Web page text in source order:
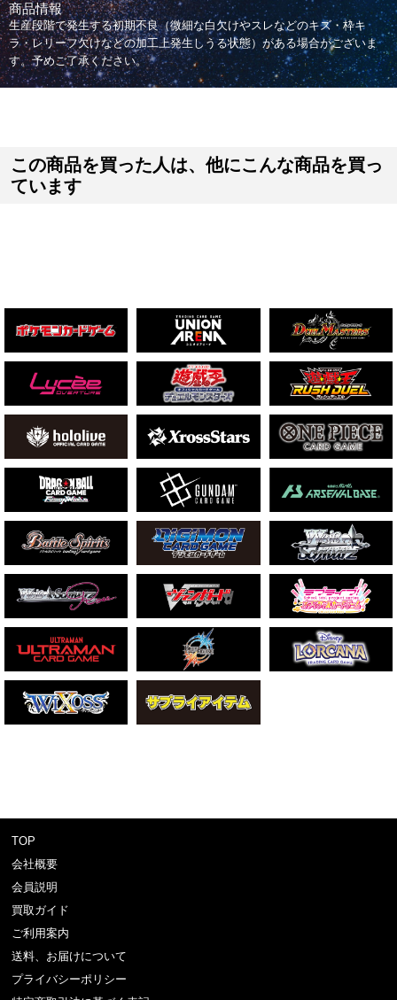
商品情報
生産段階で発生する初期不良（微細な白欠けやスレなどのキズ・枠キ
ラ・レリーフ欠けなどの加工上発生しうる状態）がある場合がございま
す。予めご了承ください。
この商品を買った人は、他にこんな商品を買っ
ています
TOP
会社概要
会員説明
買取ガイド
ご利用案内
送料、お届けについて
プライバシーポリシー